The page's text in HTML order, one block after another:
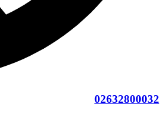
02632800032